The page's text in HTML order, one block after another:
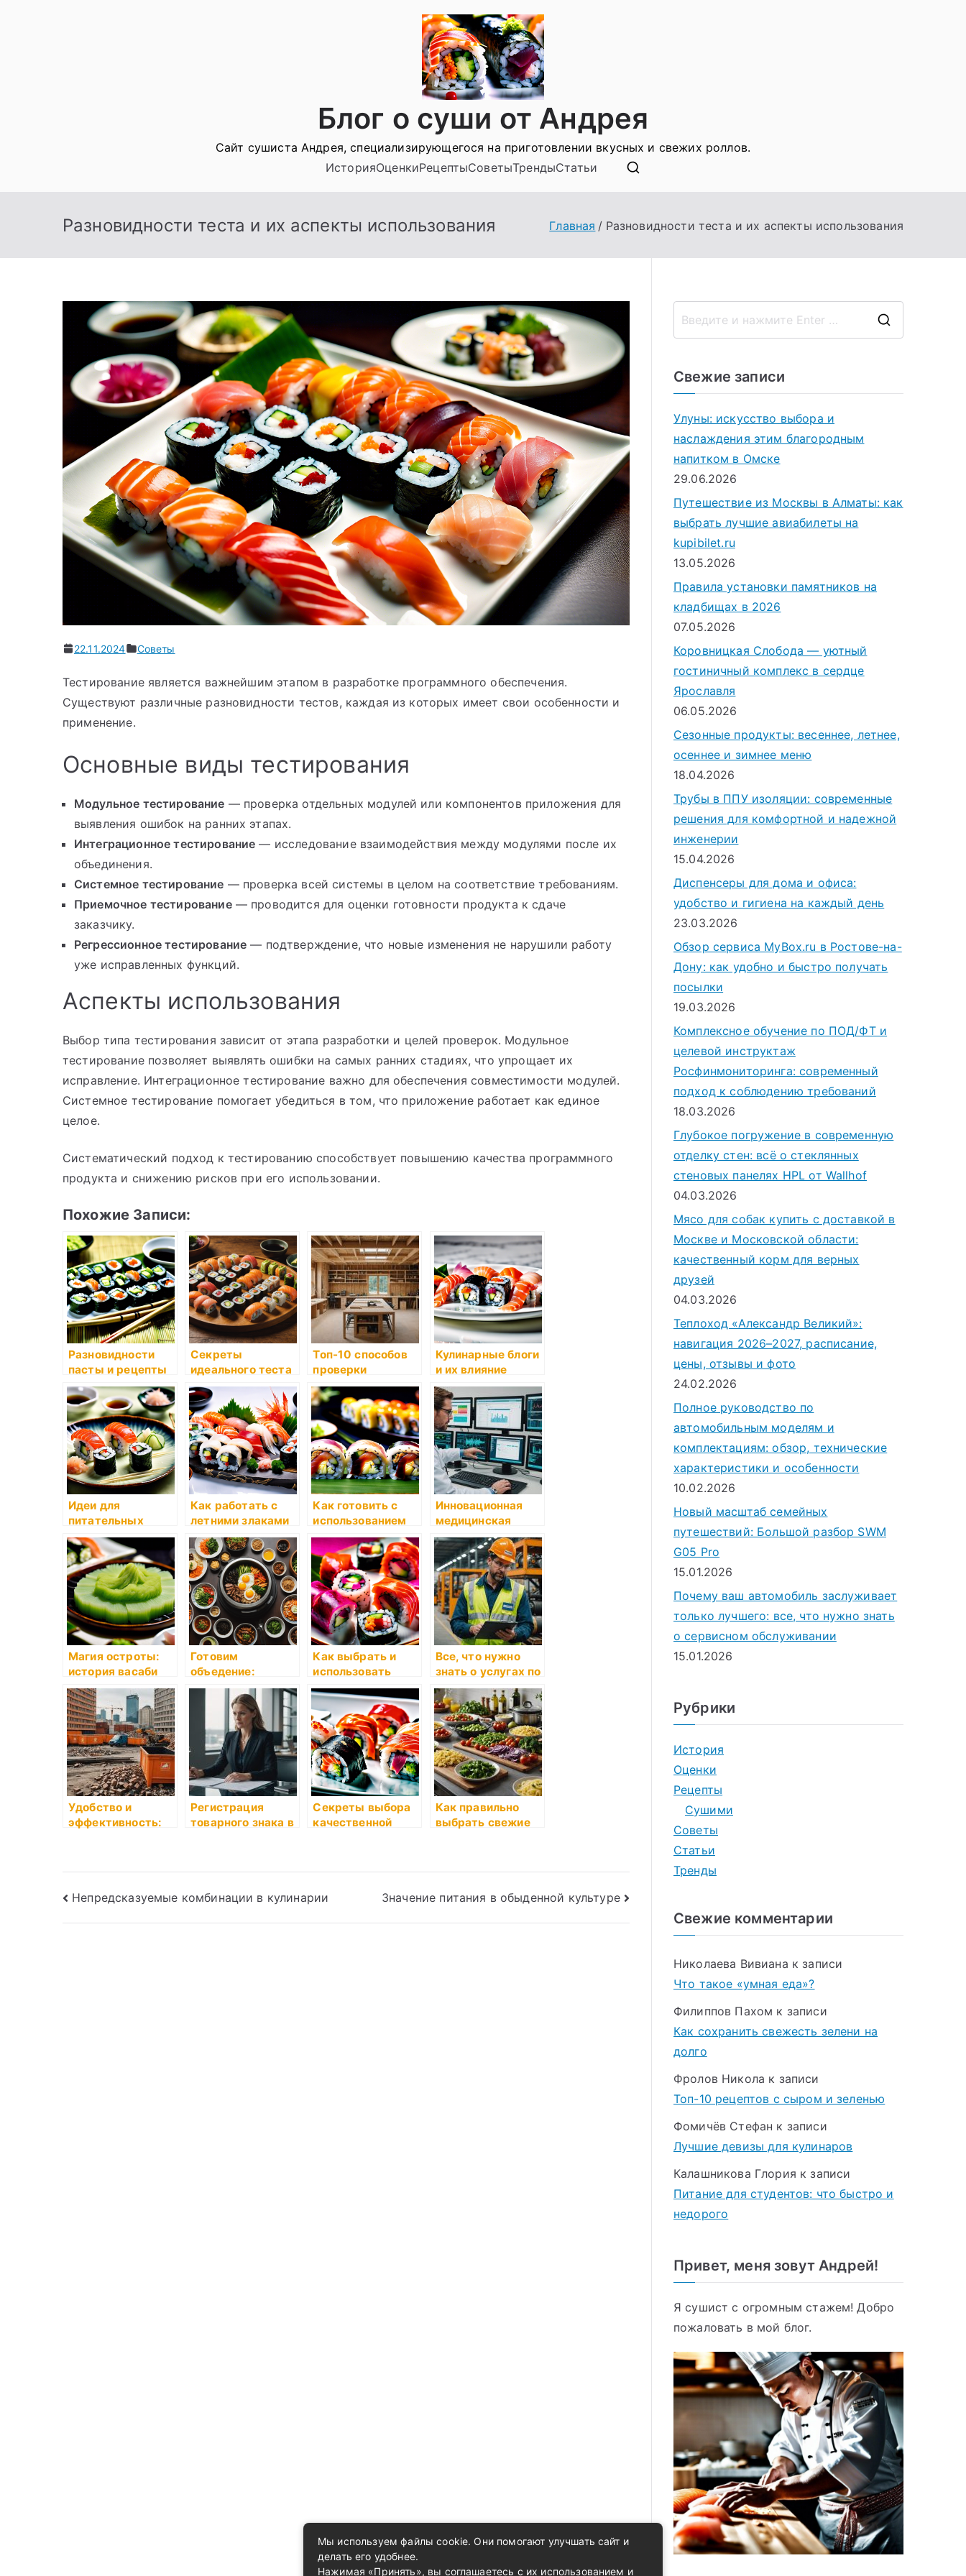
Блог о суши от Андрея
Сайт сушиста Андрея, специализирующегося на приготовлении вкусных и свежих роллов.
ИсторияОценкиРецептыСоветыТрендыСтатьи
Разновидности теста и их аспекты использования Главная Разновидности теста и их аспекты использования
22.11.2024 Советы
Тестирование является важнейшим этапом в разработке программного обеспечения.
Существуют различные разновидности тестов, каждая из которых имеет свои особенности и
применение.
Основные виды тестирования
Модульное тестирование — проверка отдельных модулей или компонентов приложения для
выявления ошибок на ранних этапах.
Интеграционное тестирование — исследование взаимодействия между модулями после их
объединения.
Системное тестирование — проверка всей системы в целом на соответствие требованиям.
Приемочное тестирование— проводится для оценки готовности продукта к сдаче
заказчику.
Регрессионное тестирование — подтверждение, что новые изменения не нарушили работу
уже исправленных функций.
Аспекты использования
Выбор типа тестирования зависит от этапа разработки и целей проверок. Модульное
тестирование позволяет выявлять ошибки на самых ранних стадиях, что упрощает их
исправление. Интеграционное тестирование важно для обеспечения совместимости модулей.
Системное тестирование помогает убедиться в том, что приложение работает как единое
целое.
Систематический подход к тестированию способствует повышению качества программного
продукта и снижению рисков при его использовании.
Похожие Записи:
Разновидности
пасты и рецепты
с ней
Секреты
идеального теста
для пирогов
Топ-10 способов
проверки
свежести
продуктов
Кулинарные блоги
и их влияние
Идеи для
питательных
завтраков перед
тренировкой
Как работать с
летними злаками
Как готовить с
использованием
мультиварки
Инновационная
медицинская
информационная
система MEDODS:
Полное
руководство
Магия остроты:
история васаби
Готовим
объедение:
проверьте свои
Как выбрать и
использовать
ароматические
масла
Все, что нужно
знать о услугах по
охране труда от
ПромМаш Тест
Удобство и
эффективность:
Регистрация
товарного знака в
Секреты выбора
качественной
Как правильно
выбрать свежие
Навигация
по
Непредсказуемые комбинации в кулинарии Значение питания в обыденной культуре
Свежие записи
Улуны: искусство выбора и
наслаждения этим благородным
напитком в Омске
29.06.2026
Путешествие из Москвы в Алматы: как
выбрать лучшие авиабилеты на
kupibilet.ru
13.05.2026
Правила установки памятников на
кладбищах в 2026
07.05.2026
Коровницкая Слобода — уютный
гостиничный комплекс в сердце
Ярославля
06.05.2026
Сезонные продукты: весеннее, летнее,
осеннее и зимнее меню
18.04.2026
Трубы в ППУ изоляции: современные
решения для комфортной и надежной
инженерии
15.04.2026
Диспенсеры для дома и офиса:
удобство и гигиена на каждый день
23.03.2026
Обзор сервиса MyBox.ru в Ростове-на-
Дону: как удобно и быстро получать
посылки
19.03.2026
Комплексное обучение по ПОД/ФТ и
целевой инструктаж
Росфинмониторинга: современный
подход к соблюдению требований
18.03.2026
Глубокое погружение в современную
отделку стен: всё о стеклянных
стеновых панелях HPL от Wallhof
04.03.2026
Мясо для собак купить с доставкой в
Москве и Московской области:
качественный корм для верных
друзей
04.03.2026
Теплоход «Александр Великий»:
навигация 2026–2027, расписание,
цены, отзывы и фото
24.02.2026
Полное руководство по
автомобильным моделям и
комплектациям: обзор, технические
характеристики и особенности
10.02.2026
Новый масштаб семейных
путешествий: Большой разбор SWM
G05 Pro
15.01.2026
Почему ваш автомобиль заслуживает
только лучшего: все, что нужно знать
о сервисном обслуживании
15.01.2026
Рубрики
История
Оценки
Рецепты
Сушими
Советы
Статьи
Тренды
Свежие комментарии
Николаева Вивиана к записи
Что такое «умная еда»?
Филиппов Пахом к записи
Как сохранить свежесть зелени на
долго
Фролов Никола к записи
Топ-10 рецептов с сыром и зеленью
Фомичёв Стефан к записи
Лучшие девизы для кулинаров
Калашникова Глория к записи
Питание для студентов: что быстро и
недорого
Привет, меня зовут Андрей!
Я сушист с огромным стажем! Добро
пожаловать в мой блог.
Мы используем файлы cookie. Они помогают улучшать сайт и
делать его удобнее.
Нажимая «Принять», вы соглашаетесь с их использованием и